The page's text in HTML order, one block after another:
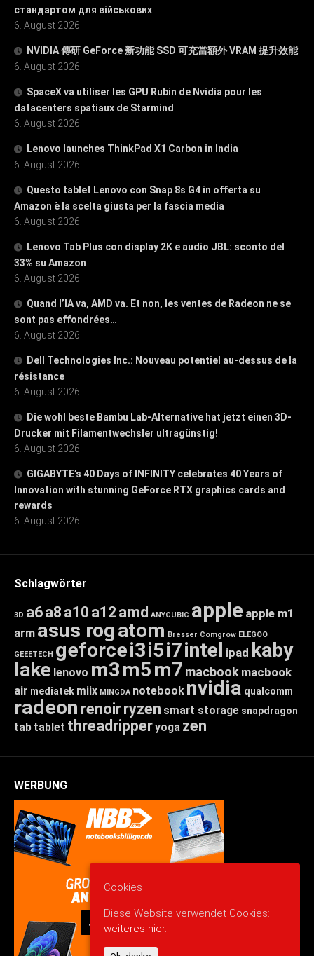
стандартом для військових
6. August 2026
NVIDIA 傳研 GeForce 新功能 SSD 可充當額外 VRAM 提升效能
6. August 2026
SpaceX va utiliser les GPU Rubin de Nvidia pour les
datacenters spatiaux de Starmind
6. August 2026
Lenovo launches ThinkPad X1 Carbon in India
6. August 2026
Questo tablet Lenovo con Snap 8s G4 in offerta su
Amazon è la scelta giusta per la fascia media
6. August 2026
Lenovo Tab Plus con display 2K e audio JBL: sconto del
33% su Amazon
6. August 2026
Quand l’IA va, AMD va. Et non, les ventes de Radeon ne se
sont pas effondrées…
6. August 2026
Dell Technologies Inc.: Nouveau potentiel au-dessus de la
résistance
6. August 2026
Die wohl beste Bambu Lab-Alternative hat jetzt einen 3D-
Drucker mit Filamentwechsler ultragünstig!
6. August 2026
GIGABYTE’s 40 Days of INFINITY celebrates 40 Years of
Innovation with stunning GeForce RTX graphics cards and
rewards
6. August 2026
Schlagwörter
3D a6a8 a10 a12amd ANYCUBIC apple apple m1
arm asus rogatom Bresser Comgrow ELEGOO
GEEETECH geforcei3i5i7intel ipad kaby
lake lenovo m3m5m7 macbook macbook
air mediatek miix MINGDA notebook nvidia qualcomm
radeon renoirryzen smart storage snapdragon
tab tablet threadripperyoga zen
WERBUNG
Cookies
Diese Website verwendet Cookies:
weiteres hier.